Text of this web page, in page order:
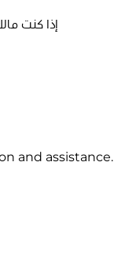
إذا كنت
and assistance.